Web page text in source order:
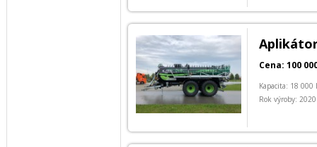
Cena: 100
Kapacita: 18 000 l
Rok výroby: 2020